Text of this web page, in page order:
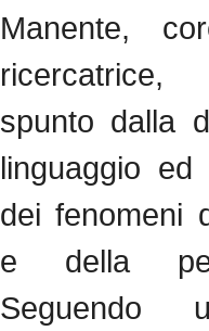
Manente,
ricercatrice,
spunto dalla
linguaggio ed
dei fenomeni
e della
Seguendo